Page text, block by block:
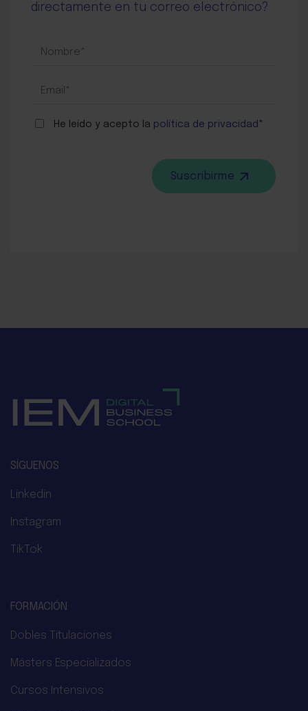
directamente en tu correo electrónico?
SUSCRIPCIÓN
He leído y acepto la política de privacidad *
Suscribirme
SÍGUENOS
Linkedin
Instagram
TikTok
FORMACIÓN
Dobles Titulaciones
Másters Especializados
Cursos Intensivos